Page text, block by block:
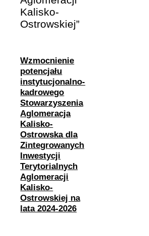
Kalisko-
Ostrowskiej”
Wzmocnienie
potencjału
instytucjonalno-
kadrowego
Stowarzyszenia
Aglomeracja
Kalisko-
Ostrowska dla
Zintegrowanych
Inwestycji
Terytorialnych
Aglomeracji
Kalisko-
Ostrowskiej na
lata 2024-2026